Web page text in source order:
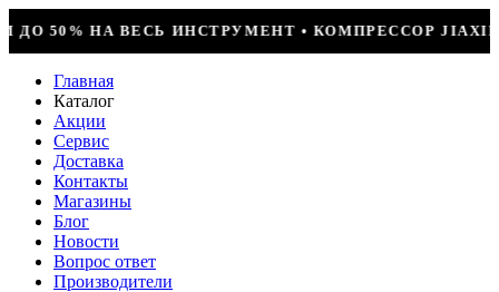
• КОМПРЕССОР JIAXIPERA T1114YB, 170ВТ, R-600 =
Главная
Каталог
Акции
Сервис
Доставка
Контакты
Магазины
Блог
Новости
Вопрос ответ
Производители